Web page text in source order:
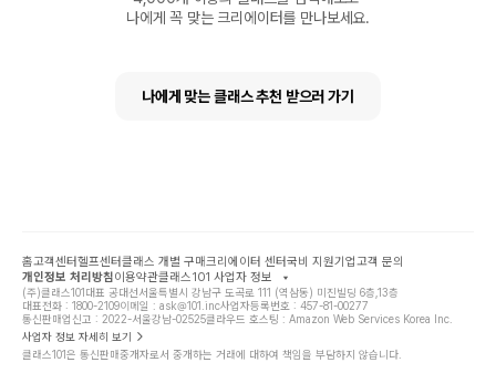
나에게 꼭 맞는 크리에이터를 만나보세요.
나에게 맞는 클래스 추천 받으러 가기
홈고객센터헬프센터클래스 개별 구매크리에이터 센터국비 지원기업고객 문의
개인정보 처리방침이용약관클래스101 사업자 정보
(주)클래스101대표 공대선서울특별시 강남구 도곡로 111 (역삼동) 미진빌딩 6층,13층
대표전화 : 1800-2109이메일 : ask@101.inc사업자등록번호 : 457-81-00277
통신판매업신고 : 2022-서울강남-02525클라우드 호스팅 : Amazon Web Services Korea Inc.
사업자 정보 자세히 보기
클래스101은 통신판매중개자로서 중개하는 거래에 대하여 책임을 부담하지 않습니다.